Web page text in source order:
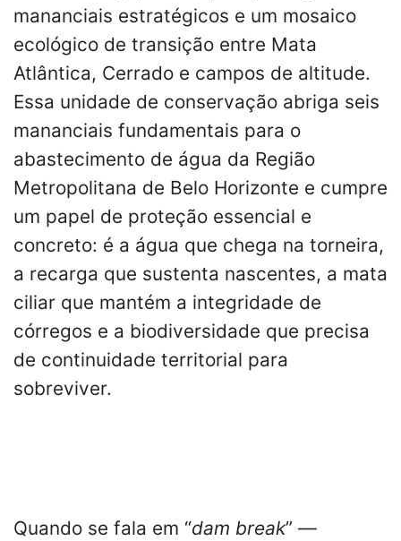
mananciais estratégicos e um mosaico
ecológico de transição entre Mata
Atlântica, Cerrado e campos de altitude.
Essa unidade de conservação abriga seis
mananciais fundamentais para o
abastecimento de água da Região
Metropolitana de Belo Horizonte e cumpre
um papel de proteção essencial e
concreto: é a água que chega na torneira,
a recarga que sustenta nascentes, a mata
ciliar que mantém a integridade de
córregos e a biodiversidade que precisa
de continuidade territorial para
sobreviver.
Quando se fala em “dam break” —